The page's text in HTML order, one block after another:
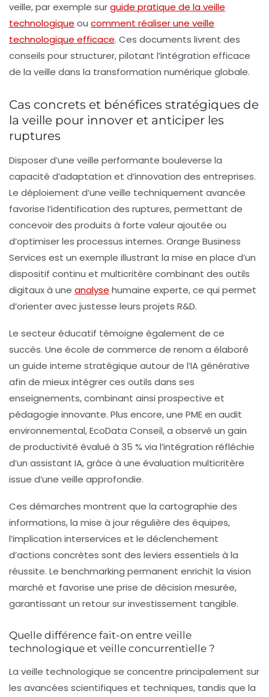
veille, par exemple surguide pratique de la veille
technologique ou comment réaliser une veille
technologique efficace. Ces documents livrent des
conseils pour structurer, pilotant l’intégration efficace
de la veille dans la transformation numérique globale.
Cas concrets et bénéfices stratégiques de
la veille pour innover et anticiper les
ruptures
Disposer d’une veille performante bouleverse la
capacité d’adaptation et d’innovation des entreprises.
Le déploiement d’une veille techniquement avancée
favorise l’identification des ruptures, permettant de
concevoir des produits à forte valeur ajoutée ou
d’optimiser les processus internes. Orange Business
Services est un exemple illustrant la mise en place d’un
dispositif continu et multicritère combinant des outils
digitaux à une analyse humaine experte, ce qui permet
d’orienter avec justesse leurs projets R&D.
Le secteur éducatif témoigne également de ce
succès. Une école de commerce de renom a élaboré
un guide interne stratégique autour de l’IA générative
afin de mieux intégrer ces outils dans ses
enseignements, combinant ainsi prospective et
pédagogie innovante. Plus encore, une PME en audit
environnemental, EcoData Conseil, a observé un gain
de productivité évalué à 35 % via l’intégration réfléchie
d’un assistant IA, grâce à une évaluation multicritère
issue d’une veille approfondie.
Ces démarches montrent que la cartographie des
informations, la mise à jour régulière des équipes,
l’implication interservices et le déclenchement
d’actions concrètes sont des leviers essentiels à la
réussite. Le benchmarking permanent enrichit la vision
marché et favorise une prise de décision mesurée,
garantissant un retour sur investissement tangible.
Quelle différence fait-on entre veille
technologique et veille concurrentielle ?
La veille technologique se concentre principalement sur
les avancées scientifiques et techniques, tandis que la